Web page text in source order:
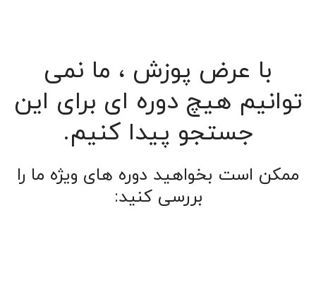
با عرض پوزش ، ما نمی
توانیم هیچ دوره ای برای این
جستجو پیدا کنیم.
ممکن است بخواهید دوره های ویژه ما را
بررسی کنید: